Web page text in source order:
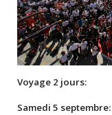
Voyage 2 jours:
Samedi 5 septembre: